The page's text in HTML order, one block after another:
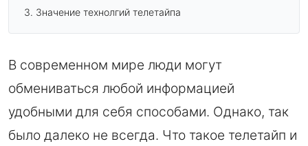
Значение технолгий телетайпа
В современном мире люди могут
обмениваться любой информацией
удобными для себя способами. Однако, так
было далеко не всегда. Что такое телетайп и